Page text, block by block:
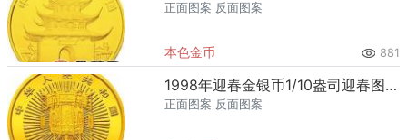
正面图案 反面图案
本色金币 881
1998年迎春金银币1/10盎司迎春图金币
正面图案 反面图案